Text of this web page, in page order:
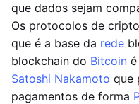
que dados sejam
Os protocolos de
que é a base da rede
blockchain do Bitcoin
Satoshi Nakamoto que
pagamentos de forma